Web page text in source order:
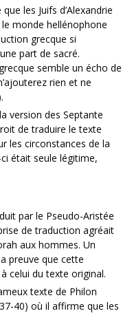
les Juifs d’Alexandrie
monde hellénophone
grecque si
part de sacré.
semble un écho de
rien et ne
version des Septante
de traduire le texte
les circonstances de la
était seule légitime,
par le Pseudo-Aristée
de traduction agréait
aux hommes. Un
preuve que cette
celui du texte original.
texte de Philon
40) où il affirme que les